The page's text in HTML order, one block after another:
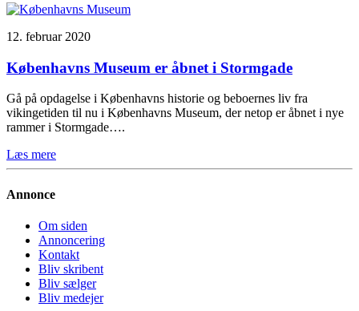
12. februar 2020
Københavns Museum er åbnet i Stormgade
Gå på opdagelse i Københavns historie og beboernes liv fra
vikingetiden til nu i Københavns Museum, der netop er åbnet i nye
rammer i Stormgade….
Læs mere
Annonce
Om siden
Annoncering
Kontakt
Bliv skribent
Bliv sælger
Bliv medejer